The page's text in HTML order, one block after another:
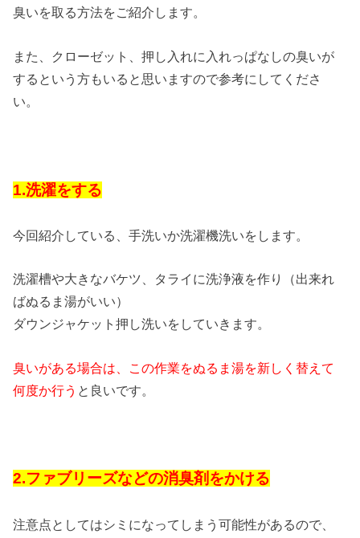
臭いを取る方法をご紹介します。
また、クローゼット、押し入れに入れっぱなしの臭いが
するという方もいると思いますので参考にしてくださ
い。
1.洗濯をする
今回紹介している、手洗いか洗濯機洗いをします。
洗濯槽や大きなバケツ、タライに洗浄液を作り（出来れ
ばぬるま湯がいい）
ダウンジャケット押し洗いをしていきます。
臭いがある場合は、この作業をぬるま湯を新しく替えて
何度か行う と良いです。
2.ファブリーズなどの消臭剤をかける
注意点としてはシミになってしまう可能性があるので、